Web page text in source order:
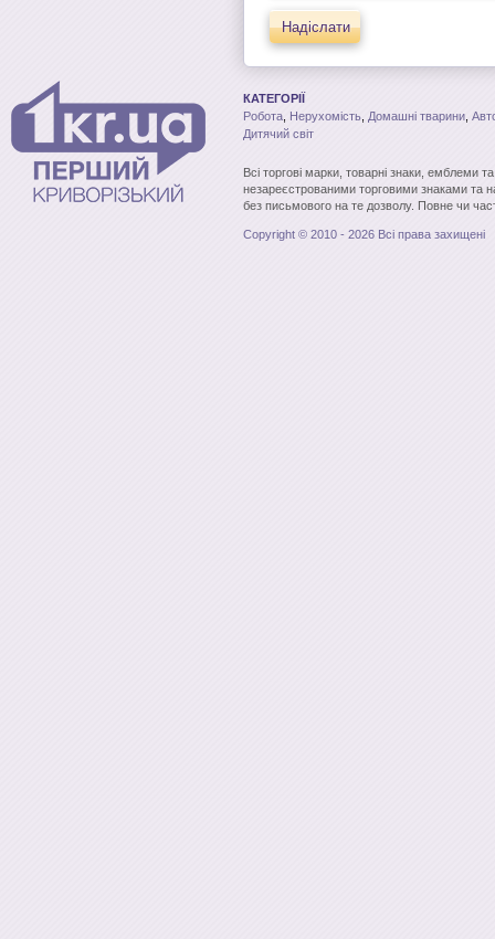
Надіслати
КАТЕГОРІЇ
Робота Нерухомість Домашні тварини
Дитячий світ
Всі торгові марки, товарні знаки, емблеми
незареєстрованими торговими знаками та
без письмового на те дозволу. Повне чи
Copyright © 2010 - 2026 Всі права захищені